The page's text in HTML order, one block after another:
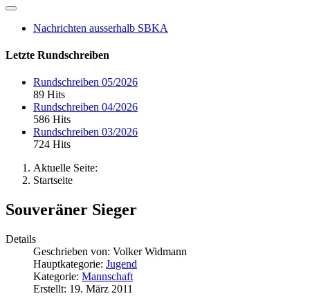
Nachrichten ausserhalb SBKA
Letzte Rundschreiben
Rundschreiben 05/2026
89 Hits
Rundschreiben 04/2026
586 Hits
Rundschreiben 03/2026
724 Hits
Aktuelle Seite:
Startseite
Souveräner Sieger
Details
Geschrieben von: Volker Widmann
Hauptkategorie: Jugend
Kategorie: Mannschaft
Erstellt: 19. März 2011